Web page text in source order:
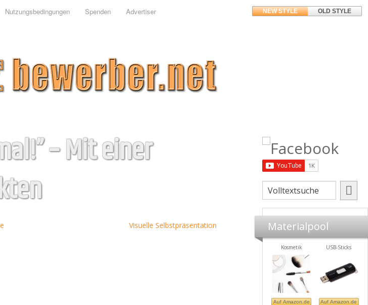
NEW STYLE OLD STYLE
Nutzungsbedingungen Spenden Advertiser
Materialpool
Kosmetik
Auf Amazon.de
USB-Sticks
Auf Amazon.de
– Mit einer
Visuelle Selbstpräsentation